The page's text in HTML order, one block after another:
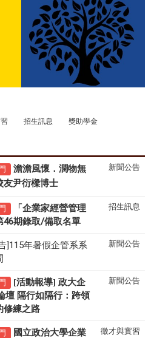
招生訊息 獎助學金
澹澹風懷．潤物無
友尹衍樑博士
新聞公告
「企業家經營管理
46期錄取/備取名單
招生訊息
]115年暑假企管系系
新聞公告
[活動報導] 政大企
壇 隔行如隔行：跨領
修練之路
新聞公告
國立政治大學企業
徵才與實習